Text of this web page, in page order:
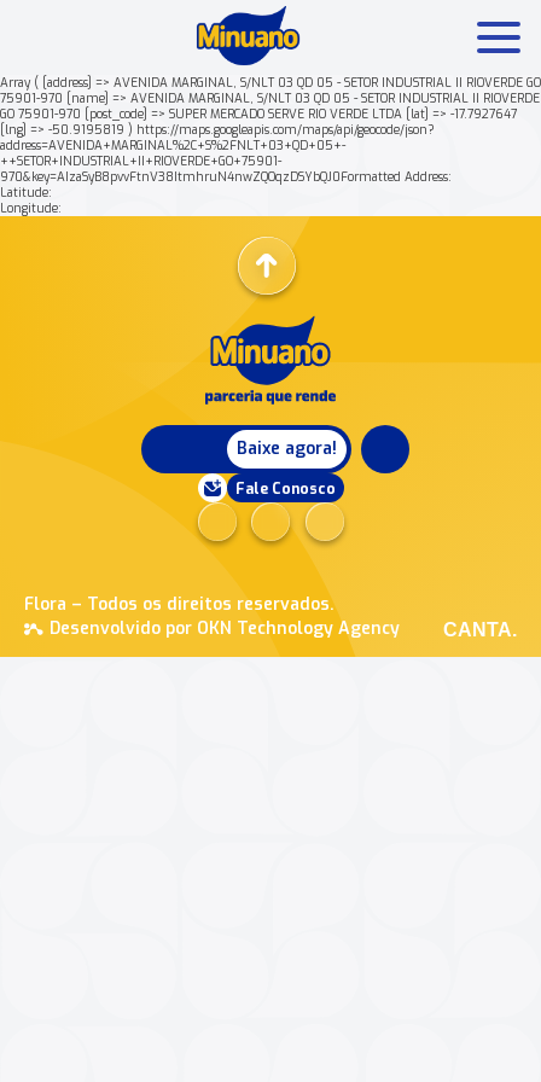
Array ( [address] => AVENIDA MARGINAL, S/NLT 03 QD 05 - SETOR INDUSTRIAL II RIOVERDE GO
75901-970 [name] => AVENIDA MARGINAL, S/NLT 03 QD 05 - SETOR INDUSTRIAL II RIOVERDE
GO 75901-970 [post_code] => SUPER MERCADO SERVE RIO VERDE LTDA [lat] => -17.7927647
[lng] => -50.9195819 ) https://maps.googleapis.com/maps/api/geocode/json?
address=AVENIDA+MARGINAL%2C+S%2FNLT+03+QD+05+-
++SETOR+INDUSTRIAL+II+RIOVERDE+GO+75901-
970&key=AIzaSyB8pvvFtnV38ItmhruN4nwZQOqzDSYbQJ0Formatted Address:
Latitude:
Longitude:
Baixe agora!
Fale Conosco
Flora – Todos os direitos reservados.
Desenvolvido por OKN Technology Agency
CANTA.
Mais buscados: Produtos Minuano Rende +
Nossa história